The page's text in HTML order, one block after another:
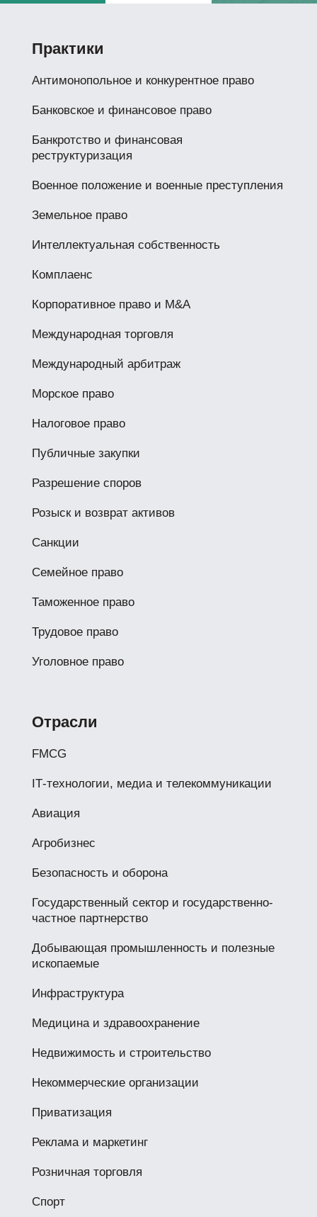
Практики
Антимонопольное и конкурентное право
Банковское и финансовое право
Банкротство и финансовая
реструктуризация
Военное положение и военные преступления
Земельное право
Интеллектуальная собственность
Комплаенс
Корпоративное право и M&A
Международная торговля
Международный арбитраж
Морское право
Налоговое право
Публичные закупки
Разрешение споров
Розыск и возврат активов
Санкции
Семейное право
Таможенное право
Трудовое право
Уголовное право
Отрасли
FMCG
IТ-технологии, медиа и телекоммуникации
Авиация
Агробизнес
Безопасность и оборона
Государственный сектор и государственно-
частное партнерство
Добывающая промышленность и полезные
ископаемые
Инфраструктура
Медицина и здравоохранение
Недвижимость и строительство
Некоммерческие организации
Приватизация
Реклама и маркетинг
Розничная торговля
Спорт